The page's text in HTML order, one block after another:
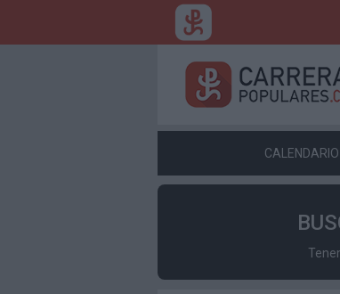
CALENDARIO